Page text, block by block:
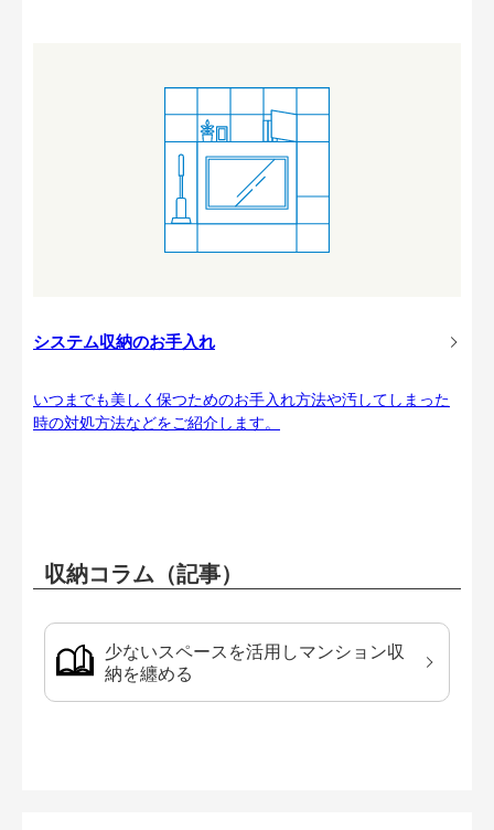
システム収納のお手入れ
いつまでも美しく保つためのお手入れ方法や汚してしまった
時の対処方法などをご紹介します。
収納コラム（記事）
少ないスペースを活用しマンション収
納を纏める